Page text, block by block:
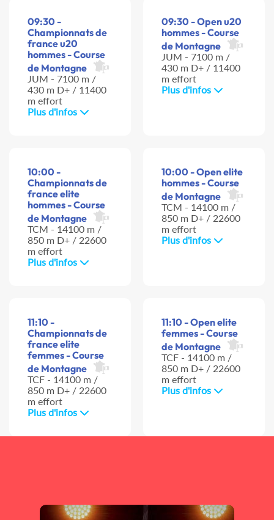
09:30 -
Championnats de
france u20
hommes - Course
de Montagne
JUM - 7100 m /
430 m D+ / 11400
m effort
Plus d'infos
09:30 - Open u20
hommes - Course
de Montagne
JUM - 7100 m /
430 m D+ / 11400
m effort
Plus d'infos
10:00 -
Championnats de
france elite
hommes - Course
de Montagne
TCM - 14100 m /
850 m D+ / 22600
m effort
Plus d'infos
10:00 - Open elite
hommes - Course
de Montagne
TCM - 14100 m /
850 m D+ / 22600
m effort
Plus d'infos
11:10 -
Championnats de
france elite
femmes - Course
de Montagne
TCF - 14100 m /
850 m D+ / 22600
m effort
Plus d'infos
11:10 - Open elite
femmes - Course
de Montagne
TCF - 14100 m /
850 m D+ / 22600
m effort
Plus d'infos